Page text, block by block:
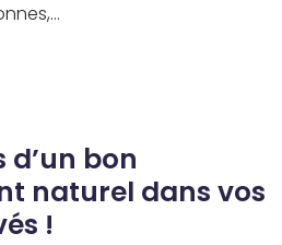
d’un bon
naturel dans vos
!